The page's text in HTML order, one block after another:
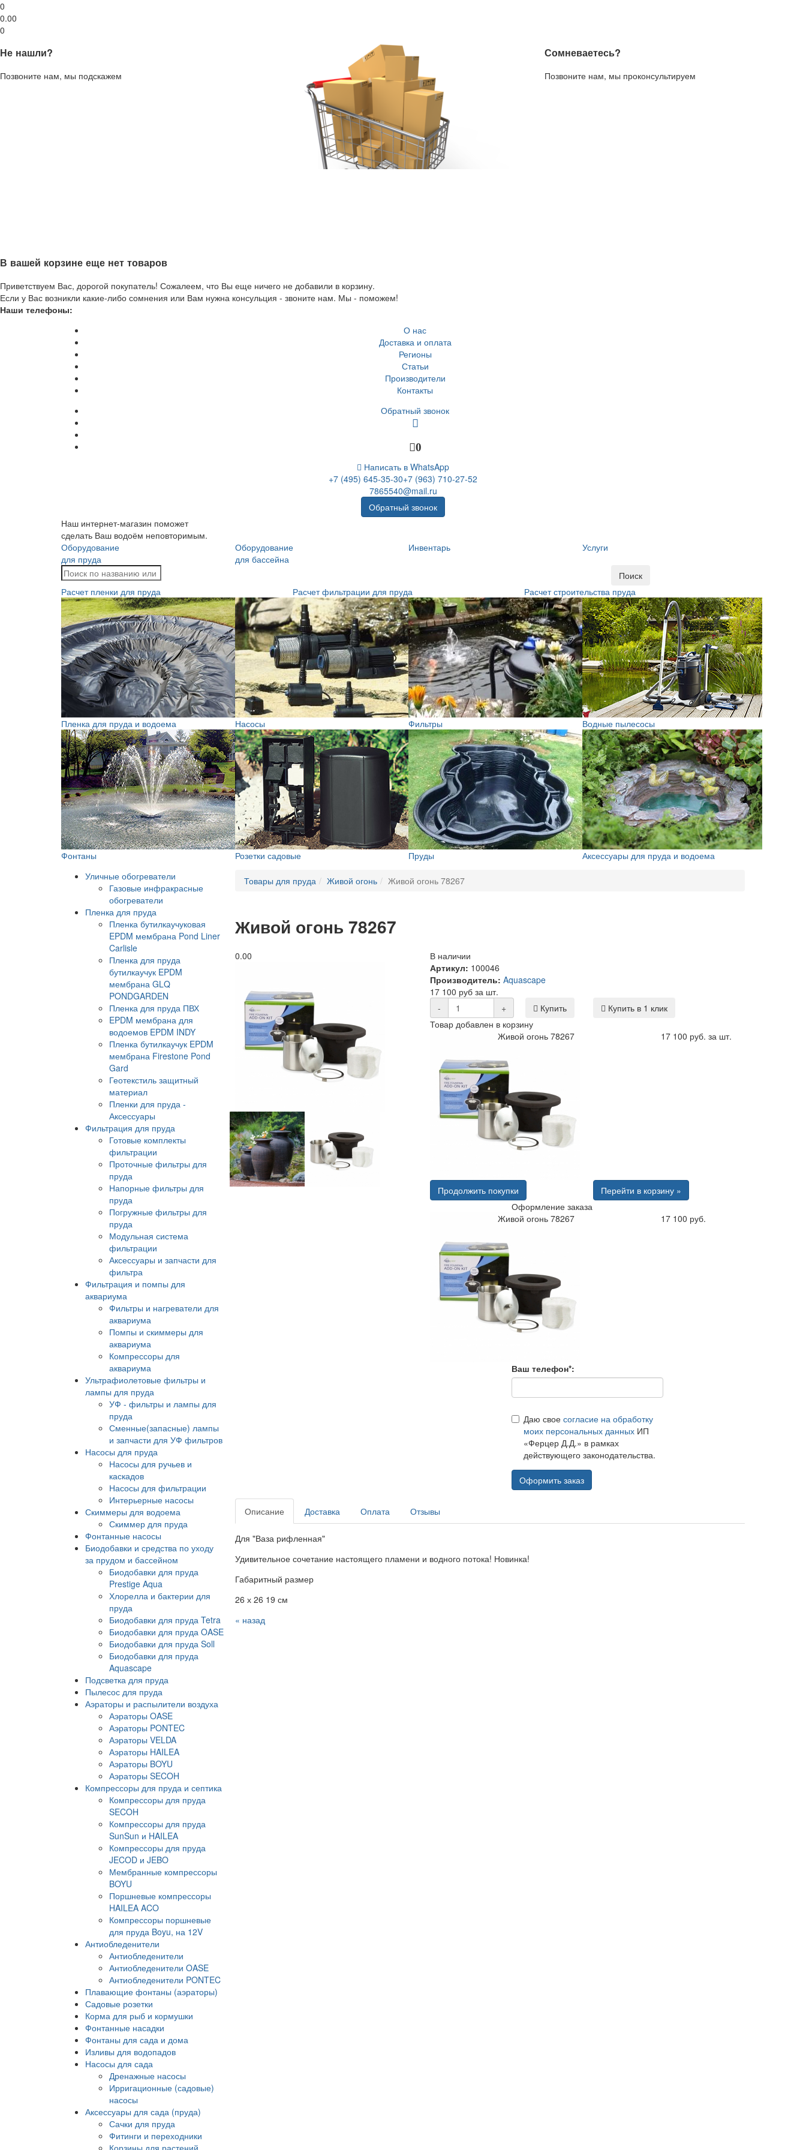
0
0.00
0
Не нашли?
Позвоните нам, мы подскажем
Сомневаетесь?
Позвоните нам, мы проконсультируем
В вашей корзине еще нет товаров
Приветствуем Вас, дорогой покупатель! Сожалеем, что Вы еще ничего не добавили в корзину.
Если у Вас возникли какие-либо сомнения или Вам нужна консульция - звоните нам. Мы - поможем!
Наши телефоны:
О нас
Доставка и оплата
Регионы
Статьи
Производители
Контакты
Обратный звонок
0
Написать в WhatsApp
+7 (495) 645-35-30+7 (963) 710-27-52
7865540@mail.ru
Обратный звонок
Наш интернет-магазин поможет
сделать Ваш водоём неповторимым.
Оборудование
для пруда
Оборудование
для бассейна
Инвентарь Услуги
Поиск
Расчет пленки для пруда
Расчет фильтрации для пруда Расчет строительства пруда
Пленка для пруда и водоема Насосы Фильтры Водные пылесосы
Фонтаны Розетки садовые Пруды
Аксессуары для пруда и водоема
Уличные обогреватели
Газовые инфракрасные
обогреватели
Пленка для пруда
Пленка бутилкаучуковая
EPDM мембрана Pond Liner
Carlisle
Пленка для пруда
бутилкаучук EPDM
мембрана GLQ
PONDGARDEN
Пленка для пруда ПВХ
EPDM мембрана для
водоемов EPDM INDY
Пленка бутилкаучук EPDM
мембрана Firestone Pond
Gard
Геотекстиль защитный
материал
Пленки для пруда -
Аксессуары
Фильтрация для пруда
Готовые комплекты
фильтрации
Проточные фильтры для
пруда
Напорные фильтры для
пруда
Погружные фильтры для
пруда
Модульная система
фильтрации
Аксессуары и запчасти для
фильтра
Фильтрация и помпы для
аквариума
Фильтры и нагреватели для
аквариума
Помпы и скиммеры для
аквариума
Компрессоры для
аквариума
Ультрафиолетовые фильтры и
лампы для пруда
УФ - фильтры и лампы для
пруда
Сменные(запасные) лампы
и запчасти для УФ фильтров
Насосы для пруда
Насосы для ручьев и
каскадов
Насосы для фильтрации
Интерьерные насосы
Скиммеры для водоема
Скиммер для пруда
Фонтанные насосы
Биодобавки и средства по уходу
за прудом и бассейном
Биодобавки для пруда
Prestige Aqua
Хлорелла и бактерии для
пруда
Биодобавки для пруда Tetra
Биодобавки для пруда OASE
Биодобавки для пруда Soll
Биодобавки для пруда
Aquascape
Подсветка для пруда
Пылесос для пруда
Аэраторы и распылители воздуха
Аэраторы OASE
Аэраторы PONTEC
Аэраторы VELDA
Аэраторы HAILEA
Аэраторы BOYU
Аэраторы SECOH
Компрессоры для пруда и септика
Компрессоры для пруда
SECOH
Компрессоры для пруда
SunSun и HAILEA
Компрессоры для пруда
JECOD и JEBO
Мембранные компрессоры
BOYU
Поршневые компрессоры
HAILEA ACO
Компрессоры поршневые
для пруда Boyu, на 12V
Антиобледенители
Антиобледенители
Антиобледенители OASE
Антиобледенители PONTEC
Плавающие фонтаны (аэраторы)
Садовые розетки
Корма для рыб и кормушки
Фонтанные насадки
Фонтаны для сада и дома
Изливы для водопадов
Насосы для сада
Дренажные насосы
Ирригационные (садовые)
насосы
Аксессуары для сада (пруда)
Сачки для пруда
Фитинги и переходники
Корзины для растений
Товары для пруда Живой огонь Живой огонь 78267
Живой огонь 78267
0.00
В наличии
Артикул: 100046
Производитель: Aquascape
17 100 руб за шт.
-
+ Купить
Купить в 1 клик
Товар добавлен в корзину
Живой огонь 78267
17 100 руб. за шт.
Продолжить покупки
Перейти в корзину »
Оформление заказа
Живой огонь 78267
17 100 руб.
Ваш телефон*:
Даю свое согласие на обработку
моих персональных данныхИП
«Ферцер Д.Д.» в рамках
действующего законодательства.
Оформить заказ
Описание Доставка Оплата Отзывы
Для "Ваза рифленная"
Удивительное сочетание настоящего пламени и водного потока! Новинка!
Габаритный размер
26 х 26 19 см
« назад